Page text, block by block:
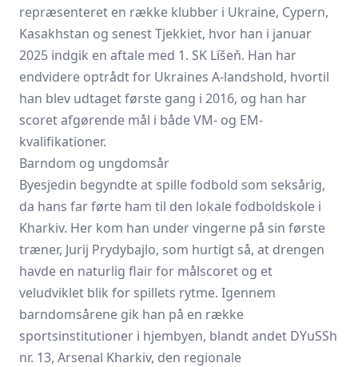
repræsenteret en række klubber i Ukraine, Cypern,
Kasakhstan og senest Tjekkiet, hvor han i januar
2025 indgik en aftale med 1. SK Líšeň. Han har
endvidere optrådt for Ukraines A-landshold, hvortil
han blev udtaget første gang i 2016, og han har
scoret afgørende mål i både VM- og EM-
kvalifikationer.
Barndom og ungdomsår
Byesjedin begyndte at spille fodbold som seksårig,
da hans far førte ham til den lokale fodboldskole i
Kharkiv. Her kom han under vingerne på sin første
træner, Jurij Prydybajlo, som hurtigt så, at drengen
havde en naturlig flair for målscoret og et
veludviklet blik for spillets rytme. Igennem
barndomsårene gik han på en række
sportsinstitutioner i hjembyen, blandt andet DYuSSh
nr. 13, Arsenal Kharkiv, den regionale